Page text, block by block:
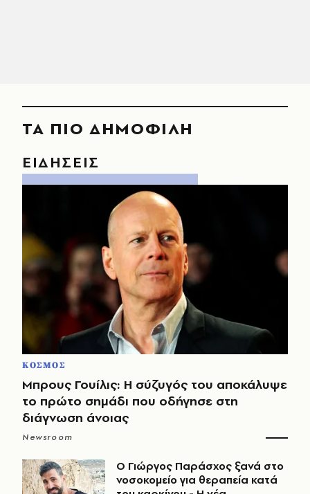
ΤΑ ΠΙΟ ΔΗΜΟΦΙΛΗ
ΕΙΔΗΣΕΙΣ
ΚΟΣΜΟΣ
Μπρους Γουίλις: Η σύζυγός του αποκάλυψε
το πρώτο σημάδι που οδήγησε στη
διάγνωση άνοιας
Newsroom
O Γιώργος Παράσχος ξανά στο
νοσοκομείο για θεραπεία κατά